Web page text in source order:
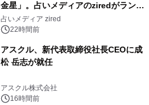
金星」。占いメディアのziredがランキ
ングを発表
占いメディア zired
22時間前
アスクル、新代表取締役社長CEOに成
松 岳志が就任
アスクル株式会社
16時間前